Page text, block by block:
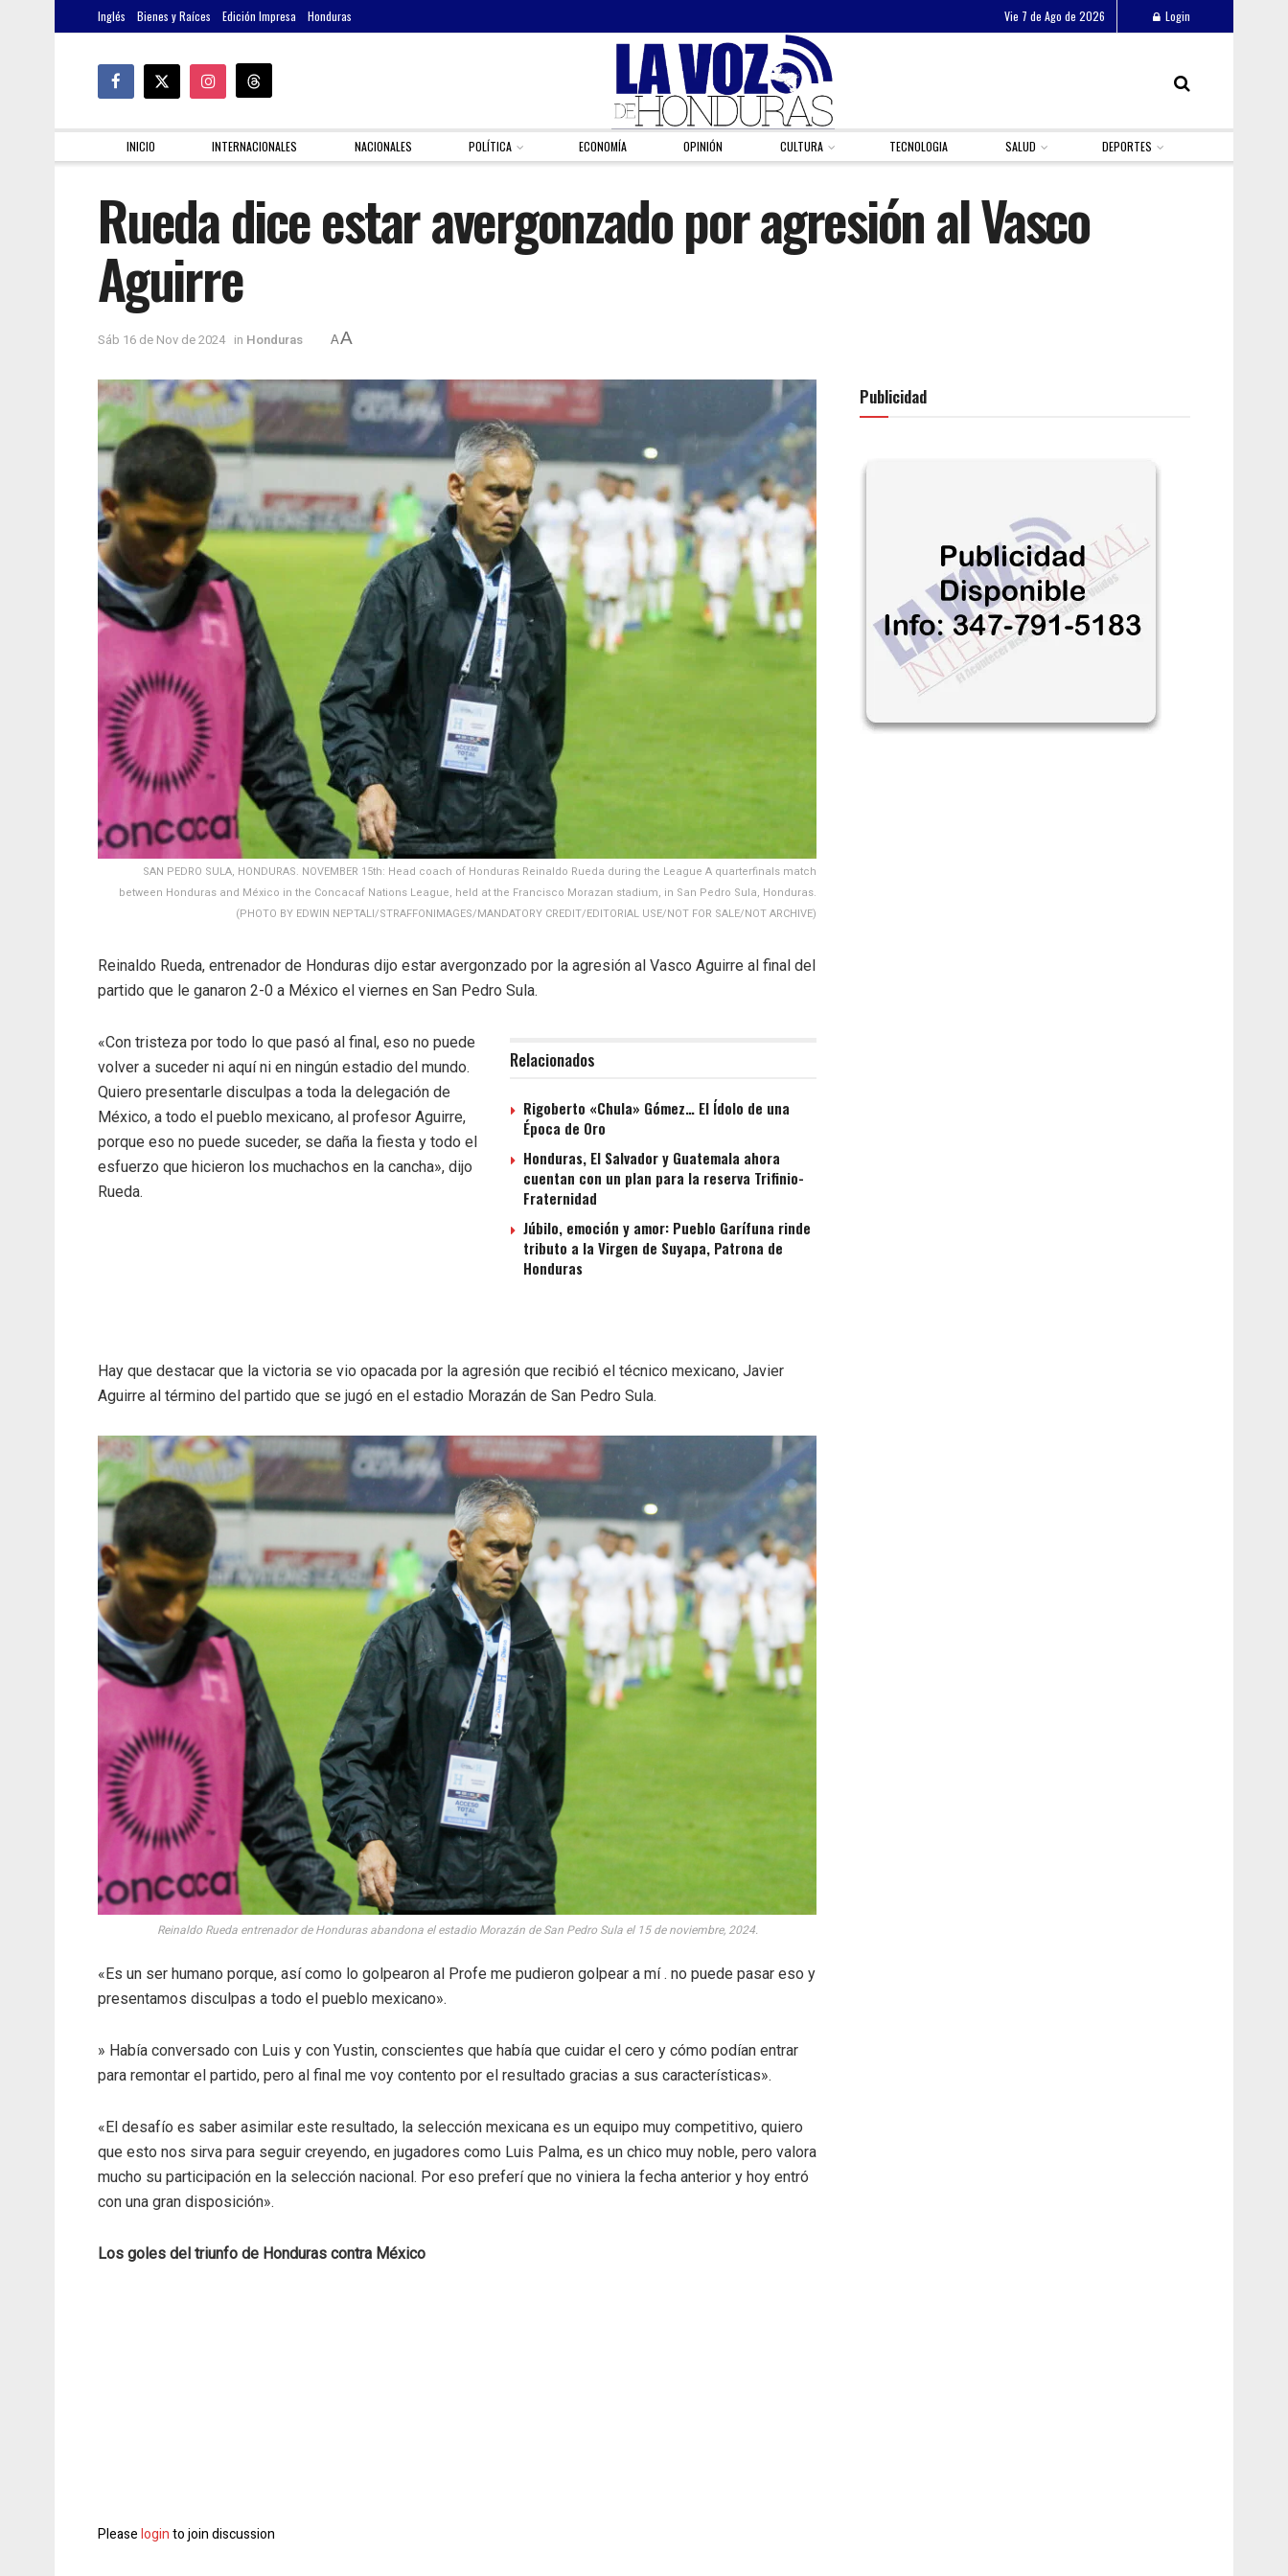
Inglés Bienes y Raíces Edición Impresa Honduras Vie 7 de Ago de 2026 Login
INICIO INTERNACIONALES NACIONALES POLÍTICA ECONOMÍA OPINIÓN CULTURA TECNOLOGIA SALUD DEPORTES
Rueda dice estar avergonzado por agresión al Vasco
Aguirre
Sáb 16 de Nov de 2024 in Honduras AA
SAN PEDRO SULA, HONDURAS. NOVEMBER 15th: Head coach of Honduras Reinaldo Rueda during the League A quarterfinals match
between Honduras and México in the Concacaf Nations League, held at the Francisco Morazan stadium, in San Pedro Sula, Honduras.
(PHOTO BY EDWIN NEPTALI/STRAFFONIMAGES/MANDATORY CREDIT/EDITORIAL USE/NOT FOR SALE/NOT ARCHIVE)
Reinaldo Rueda, entrenador de Honduras dijo estar avergonzado por la agresión al Vasco Aguirre al final del
partido que le ganaron 2-0 a México el viernes en San Pedro Sula.
Relacionados
Rigoberto «Chula» Gómez… El Ídolo de una
Época de Oro
Honduras, El Salvador y Guatemala ahora
cuentan con un plan para la reserva Trifinio-
Fraternidad
Júbilo, emoción y amor: Pueblo Garífuna rinde
tributo a la Virgen de Suyapa, Patrona de
Honduras
«Con tristeza por todo lo que pasó al final, eso no puede
volver a suceder ni aquí ni en ningún estadio del mundo.
Quiero presentarle disculpas a toda la delegación de
México, a todo el pueblo mexicano, al profesor Aguirre,
porque eso no puede suceder, se daña la fiesta y todo el
esfuerzo que hicieron los muchachos en la cancha», dijo
Rueda.
Hay que destacar que la victoria se vio opacada por la agresión que recibió el técnico mexicano, Javier
Aguirre al término del partido que se jugó en el estadio Morazán de San Pedro Sula.
Reinaldo Rueda entrenador de Honduras abandona el estadio Morazán de San Pedro Sula el 15 de noviembre, 2024.
«Es un ser humano porque, así como lo golpearon al Profe me pudieron golpear a mí . no puede pasar eso y
presentamos disculpas a todo el pueblo mexicano».
» Había conversado con Luis y con Yustin, conscientes que había que cuidar el cero y cómo podían entrar
para remontar el partido, pero al final me voy contento por el resultado gracias a sus características».
«El desafío es saber asimilar este resultado, la selección mexicana es un equipo muy competitivo, quiero
que esto nos sirva para seguir creyendo, en jugadores como Luis Palma, es un chico muy noble, pero valora
mucho su participación en la selección nacional. Por eso preferí que no viniera la fecha anterior y hoy entró
con una gran disposición».
Los goles del triunfo de Honduras contra México
Pleaseloginto join discussion
Publicidad